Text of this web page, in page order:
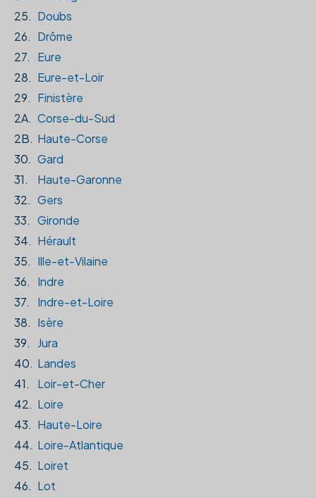
25. Doubs
26. Drôme
27.
Eure
28. Eure-et-Loir
29. Finistère
2A. Corse-du-Sud
2B. Haute-Corse
30. Gard
31.
Haute-Garonne
32. Gers
33. Gironde
34. Hérault
35. Ille-et-Vilaine
36.
Indre
37.
Indre-et-Loire
38. Isère
39.
Jura
40. Landes
41.
Loir-et-Cher
42. Loire
43. Haute-Loire
44. Loire-Atlantique
45. Loiret
46. Lot